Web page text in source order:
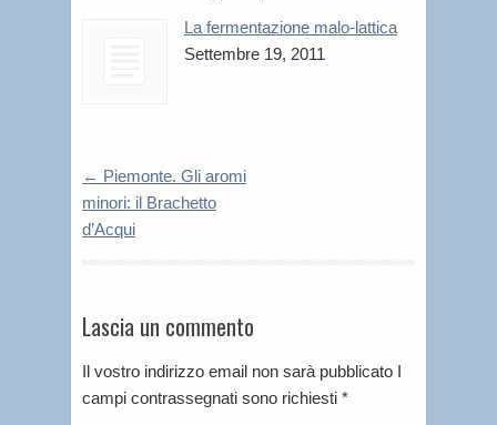
La fermentazione malo-lattica
Settembre 19, 2011
← Piemonte. Gli aromi
minori: il Brachetto
d’Acqui
Lascia un commento
Il vostro indirizzo email non sarà pubblicato I
campi contrassegnati sono richiesti *